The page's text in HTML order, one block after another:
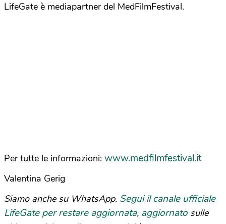
LifeGate è mediapartner del MedFilmFestival.
Per tutte le informazioni: www.medfilmfestival.it
Valentina Gerig
Siamo anche su WhatsApp. Segui il canale ufficiale
LifeGate per restare aggiornata, aggiornato sulle